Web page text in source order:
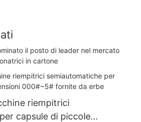
il posto di leader nel mercato
in cartone
riempitrici
capsule di piccole